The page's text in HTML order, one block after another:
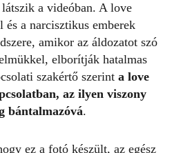
a videóban. A love
és a narcisztikus emberek
amikor az áldozatot szó
elborítják hatalmas
szakértő szerint a love
az ilyen viszony
bántalmazóvá.
ez a fotó készült, az egész